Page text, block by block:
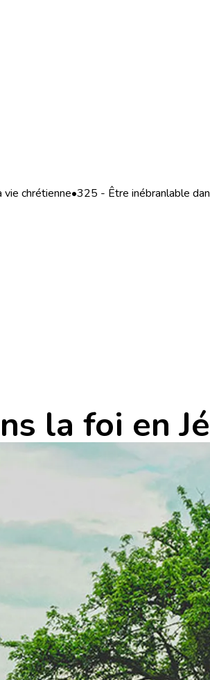
chrétienne•325 - Être inébranlable
la foi en